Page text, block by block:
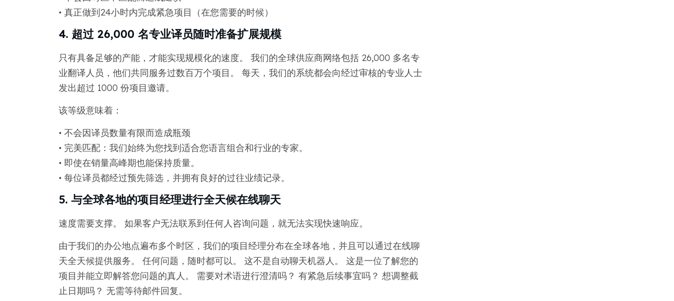
• 真正做到24小时内完成紧急项目（在您需要的时候）
4. 超过 26,000 名专业译员随时准备扩展规模
只有具备足够的产能，才能实现规模化的速度。 我们的全球供应商网络包括 26,000 多名专
业翻译人员，他们共同服务过数百万个项目。 每天，我们的系统都会向经过审核的专业人士
发出超过 1000 份项目邀请。
该等级意味着：
• 不会因译员数量有限而造成瓶颈
• 完美匹配：我们始终为您找到适合您语言组合和行业的专家。
• 即使在销量高峰期也能保持质量。
• 每位译员都经过预先筛选，并拥有良好的过往业绩记录。
5. 与全球各地的项目经理进行全天候在线聊天
速度需要支撑。 如果客户无法联系到任何人咨询问题，就无法实现快速响应。
由于我们的办公地点遍布多个时区，我们的项目经理分布在全球各地，并且可以通过在线聊
天全天候提供服务。 任何问题，随时都可以。 这不是自动聊天机器人。 这是一位了解您的
项目并能立即解答您问题的真人。 需要对术语进行澄清吗？ 有紧急后续事宜吗？ 想调整截
止日期吗？ 无需等待邮件回复。